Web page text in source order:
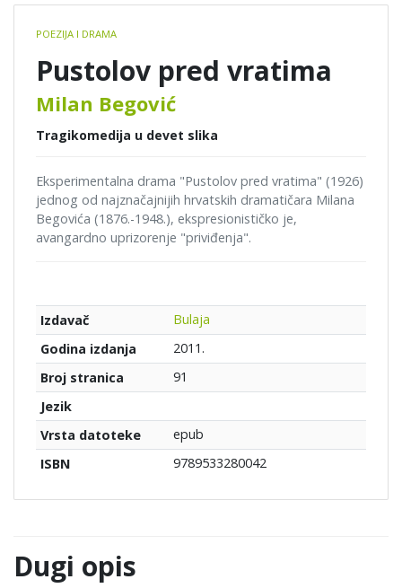
details
POEZIJA I DRAMA
Pustolov pred vratima
Milan Begović
Tragikomedija u devet slika
Eksperimentalna drama "Pustolov pred vratima" (1926)
jednog od najznačajnijih hrvatskih dramatičara Milana
Begovića (1876.-1948.), ekspresionističko je,
avangardno uprizorenje "priviđenja".
Izdavač
Bulaja
Godina izdanja
2011.
Broj stranica
91
Jezik
Vrsta datoteke
epub
ISBN
9789533280042
Dugi opis